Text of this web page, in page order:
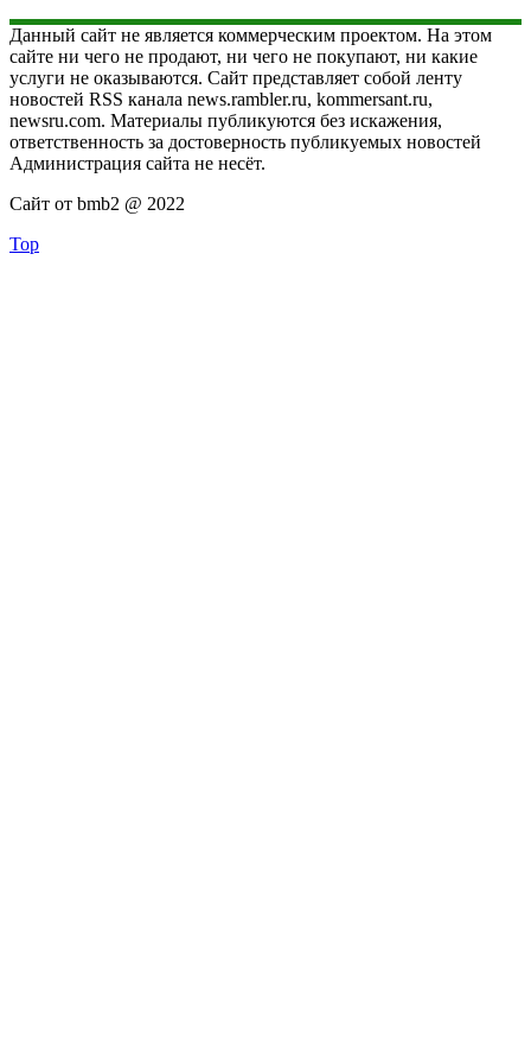
Данный сайт не является коммерческим проектом. На этом
сайте ни чего не продают, ни чего не покупают, ни какие
услуги не оказываются. Сайт представляет собой ленту
новостей RSS канала news.rambler.ru, kommersant.ru,
newsru.com. Материалы публикуются без искажения,
ответственность за достоверность публикуемых новостей
Администрация сайта не несёт.
Сайт от bmb2 @ 2022
Top